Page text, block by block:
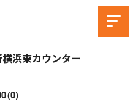
浜東カウンター
0